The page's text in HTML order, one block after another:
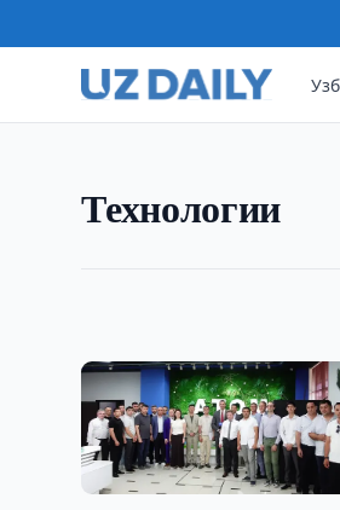
Технологии
ТЕХНОЛОГИИ
33,3 млн. За десять лет